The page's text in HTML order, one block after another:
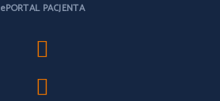
ePORTAL PACJENTA